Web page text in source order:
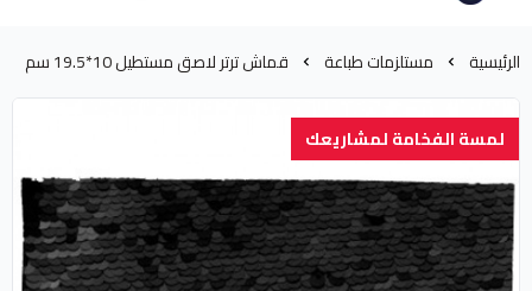
الرئيسية مستلزمات طباعة قماش ترتر لاصق مستطيل 10*19.5 سم
لمسة الفخامة لمشاريعك